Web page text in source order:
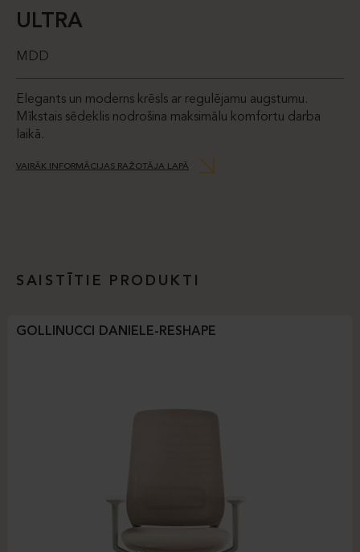
ULTRA
MDD
Elegants un moderns krēsls ar regulējamu augstumu.
Mīkstais sēdeklis nodrošina maksimālu komfortu darba
laikā.
VAIRĀK INFORMĀCIJAS RAŽOTĀJA LAPĀ
SAISTĪTIE PRODUKTI
GOLLINUCCI DANIELE-RESHAPE